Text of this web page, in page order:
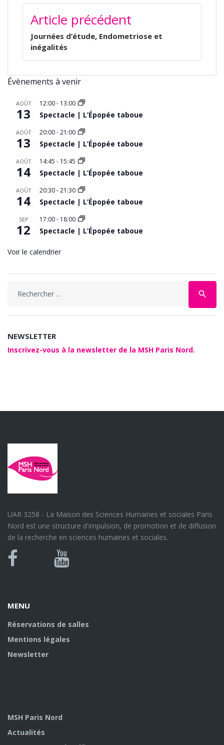
NAVIGATION
DE
L’ARTICLE
Article précédent
Journées d’étude, Endometriose et
inégalités
Évènements à venir
AOÛT
13
12:00- 13:00
Spectacle | L’Épopée taboue
AOÛT
13
20:00-21:00
Spectacle | L’Épopée taboue
AOÛT
14
14:45 - 15:45
Spectacle | L’Épopée taboue
AOÛT
14
20:30-21:30
Spectacle | L’Épopée taboue
SEP
12
17:00- 18:00
Spectacle | L’Épopée taboue
Voir le calendrier
search
NEWSLETTER
Inscrivez-vous à la newsletter de la MSH Paris Nord.
UAR 3258 - La Maison des Sciences Humaines et sociales Paris
Nord est une structure d'impulsion, de promotion et de diffusion
de la recherche en sciences humaines et sociales.
Bluesky
Canal
MENU
Réservations de salles
Mentions légales
Newsletter
MSH Paris Nord
Actualités